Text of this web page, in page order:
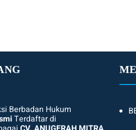
Berbadan Hukum
Terdaftar di